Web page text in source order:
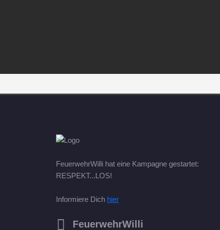
FeuerwehrWilli hat eine Kampagne gestartet:
RESPEKT...LOS!
Informiere Dich hier
FeuerwehrWilli